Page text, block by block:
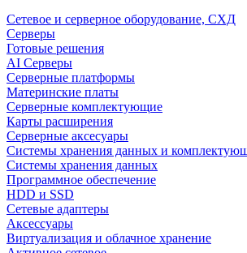
Сетевое и серверное оборудование, СХД
Cерверы
Готовые решения
AI Серверы
Серверные платформы
Материнские платы
Серверные комплектующие
Карты расширения
Серверные аксесуары
Системы хранения данных и
Системы хранения данных
Программное обеспечение
HDD и SSD
Сетевые адаптеры
Аксессуары
Виртуализация и облачное хранение